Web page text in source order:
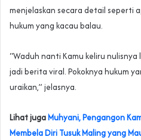
menjelaskan secara detail seperti
hukum yang kacau balau.
“Waduh nanti Kamu keliru
jadi berita viral. Pokoknya hukum
uraikan,” jelasnya.
Lihat jugaMuhyani, Pengangon
Membela Diri Tusuk Maling yang